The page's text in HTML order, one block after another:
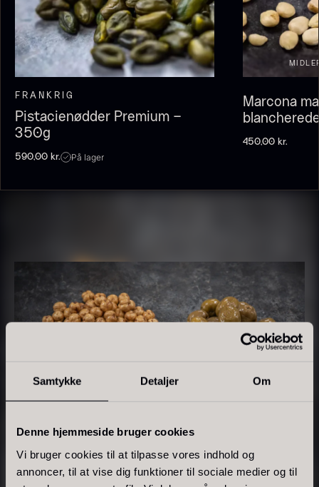
Samtykke Detaljer Om
Denne hjemmeside bruger cookies
Vi bruger cookies til at tilpasse vores indhold og
annoncer, til at vise dig funktioner til sociale medier og til
Olivenolie EVOO - Premium -
Verde Puro
Fra
Baerii - Dieckmann & Hansen
Fra380,00
Tørret Giga Morkler
Fra kr.
På lager
Tørret Mini Morkler
Fra 80,00 kr.
På lager
Foie gras de canard - Terrine
FRANKRIG
Pistacienødder Premium –
350g
590,00 kr. På lager
Marcona
450,00 kr.